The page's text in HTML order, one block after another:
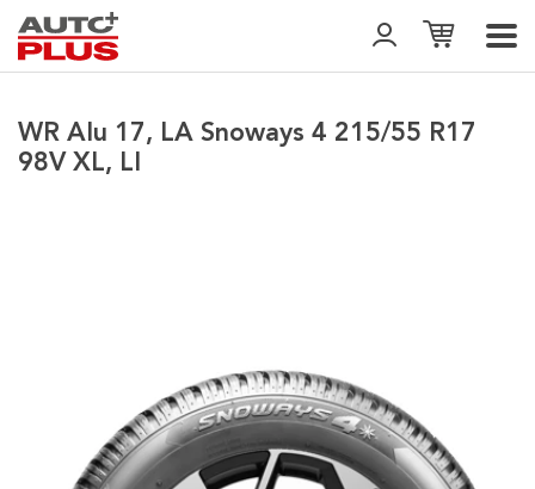
WR Alu 17, LA Snoways 4 215/55 R17
98V XL, LI